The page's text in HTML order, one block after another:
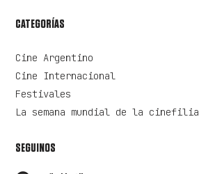
CATEGORÍAS
Cine Argentino
Cine Internacional
Festivales
La semana mundial de la cinefilia
SEGUINOS